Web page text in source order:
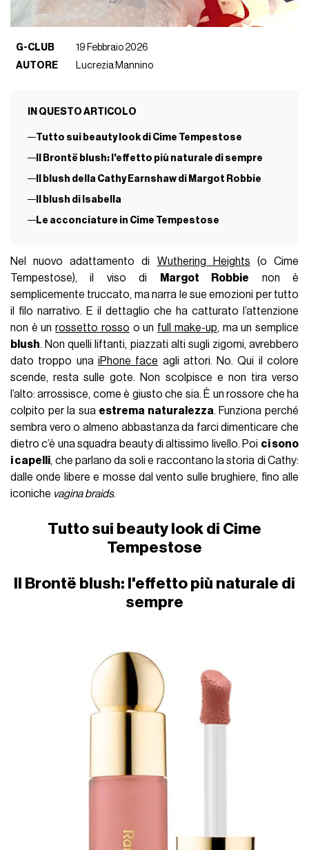
G-CLUB
19 Febbraio 2026
AUTORE
Lucrezia Mannino
IN QUESTO ARTICOLO
Tutto sui beauty look di Cime Tempestose
Il Brontë blush: l'effetto più naturale di sempre
Il blush della Cathy Earnshaw di Margot Robbie
Il blush di Isabella
Le acconciature in Cime Tempestose
Nel nuovo adattamento di Wuthering Heights (o Cime
Tempestose), il viso di
Margot Robbie non è
semplicemente truccato, ma narra le sue emozioni per tutto
il filo narrativo. E il dettaglio che ha catturato l’attenzione
non è unrossetto rosso o un full make-up, ma un semplice
blush. Non quelli liftanti, piazzati alti sugli zigomi, avrebbero
dato troppo una iPhone face agli attori. No. Qui il colore
scende, resta sulle gote. Non scolpisce e non tira verso
l’alto: arrossisce, come è giusto che sia. È un rossore che ha
colpito per la sua estrema naturalezza. Funziona perché
sembra vero o almeno abbastanza da farci dimenticare che
dietro c’è una squadra beauty di altissimo livello. Poi ci sono
i capelli, che parlano da soli e raccontano la storia di Cathy:
dalle onde libere e mosse dal vento sulle brughiere, fino alle
iconiche vagina braids.
Tutto sui beauty look di Cime
Tempestose
Il Brontë blush: l'effetto più naturale di
sempre